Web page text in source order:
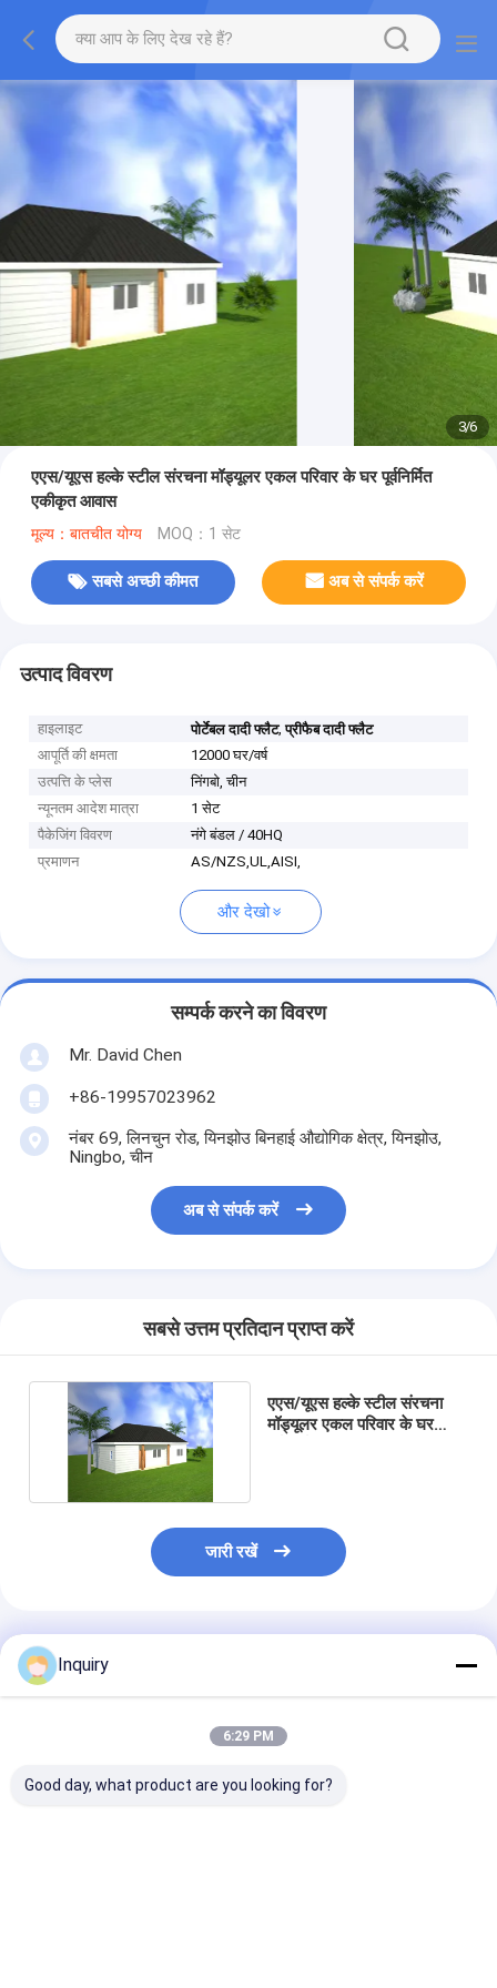
3/6
एएस/यूएस हल्के स्टील संरचना मॉड्यूलर एकल परिवार के घर पूर्वनिर्मित
एकीकृत आवास
मूल्य：बातचीत योग्य MOQ：1 सेट
सबसे अच्छी कीमत अब से संपर्क करें
उत्पाद विवरण
हाइलाइट पोर्टेबल दादी फ्लैट,प्रीफैब दादी फ्लैट
आपूर्ति की क्षमता
12000 घर/वर्ष
उत्पत्ति के प्लेस
निंगबो, चीन
न्यूनतम आदेश मात्रा
1 सेट
पैकेजिंग विवरण
नंगे बंडल / 40HQ
प्रमाणन
AS/NZS,UL,AISI,
और देखो
सम्पर्क करने का विवरण
Mr. David Chen
+86-19957023962
नंबर 69, लिनचुन रोड, यिनझोउ बिनहाई औद्योगिक क्षेत्र, यिनझोउ,
Ningbo, चीन
अब से संपर्क करें
सबसे उत्तम प्रतिदान प्राप्त करें
एएस/यूएस हल्के स्टील संरचना
मॉड्यूलर एकल परिवार के घर
जारी रखें
अनुशंसित उत्पाद
Inquiry
6:29 PM
Good day, what product are you looking for?